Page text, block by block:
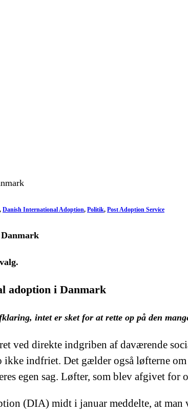
, Danish International Adoption, Politik, Post Adoption Service
adoption i Danmark
intet er sket for at rette op på den
ved direkte indgriben af daværende
indfriet. Det gælder også løfterne
egen sag. Løfter, som blev afgivet for
(DIA) midt i januar meddelte, at